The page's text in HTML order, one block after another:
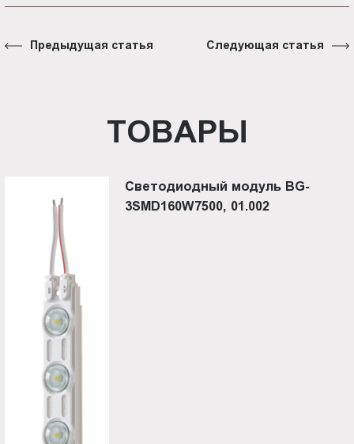
Предыдущая статья Следующая статья
ТОВАРЫ
Светодиодный модуль BG-
3SMD160W7500, 01.002